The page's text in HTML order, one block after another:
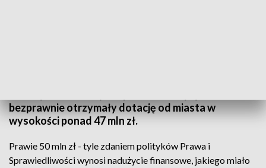
bezprawnie otrzymały dotację od miasta w
wysokości ponad 47 mln zł.
Prawie 50 mln zł - tyle zdaniem polityków Prawa i
Sprawiedliwości wynosi nadużycie finansowe, jakiego miało